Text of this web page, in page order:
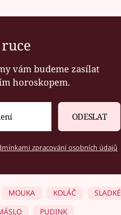
vám budeme zasílat
horoskopem.
ODESLAT
zpracování osobních údajů
MOUKA KOLÁČ
SLADKÉ
PUDINK